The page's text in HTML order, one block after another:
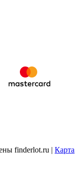
finderlot.ru | Карта